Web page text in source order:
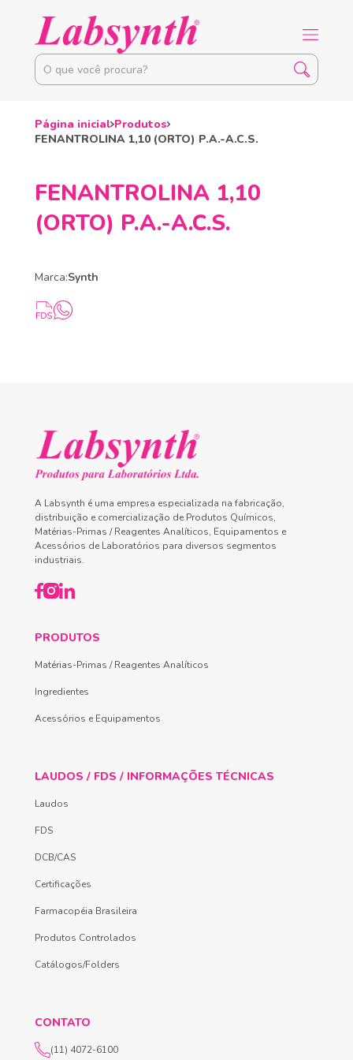
Página inicial Produtos
FENANTROLINA 1,10 (ORTO) P.A.-A.C.S.
FENANTROLINA 1,10
(ORTO) P.A.-A.C.S.
Marca:Synth
A Labsynth é uma empresa especializada na fabricação,
distribuição e comercialização de Produtos Químicos,
Matérias-Primas / Reagentes Analíticos, Equipamentos e
Acessórios de Laboratórios para diversos segmentos
industriais.
PRODUTOS
Matérias-Primas / Reagentes Analíticos
Ingredientes
Acessórios e Equipamentos
LAUDOS / FDS / INFORMAÇÕES TÉCNICAS
Laudos
FDS
DCB/CAS
Certificações
Farmacopéia Brasileira
Produtos Controlados
Catálogos/Folders
CONTATO
(11) 4072-6100